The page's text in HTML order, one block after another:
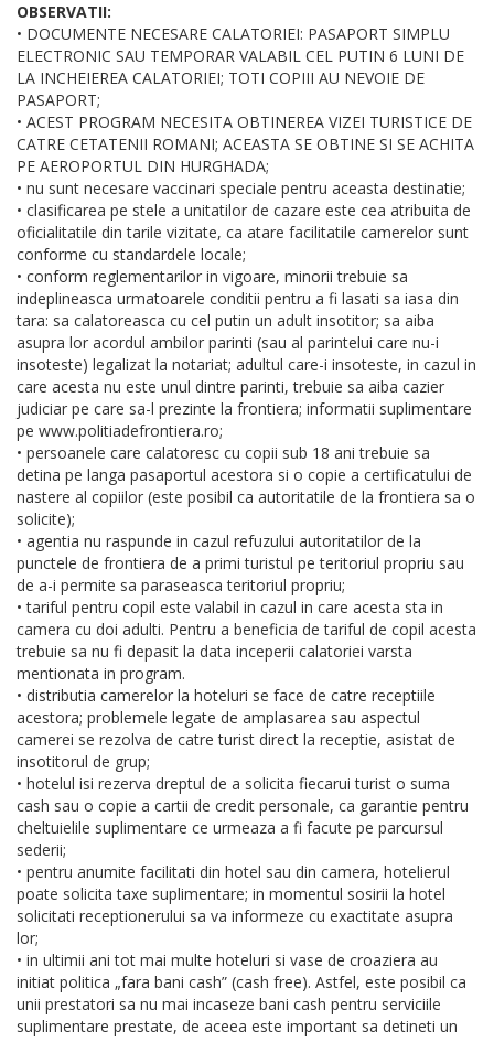
OBSERVATII:
• DOCUMENTE NECESARE CALATORIEI: PASAPORT SIMPLU
ELECTRONIC SAU TEMPORAR VALABIL CEL PUTIN 6 LUNI DE
LA INCHEIEREA CALATORIEI; TOTI COPIII AU NEVOIE DE
PASAPORT;
• ACEST PROGRAM NECESITA OBTINEREA VIZEI TURISTICE DE
CATRE CETATENII ROMANI; ACEASTA SE OBTINE SI SE ACHITA
PE AEROPORTUL DIN HURGHADA;
• nu sunt necesare vaccinari speciale pentru aceasta destinatie;
• clasificarea pe stele a unitatilor de cazare este cea atribuita de
oficialitatile din tarile vizitate, ca atare facilitatile camerelor sunt
conforme cu standardele locale;
• conform reglementarilor in vigoare, minorii trebuie sa
indeplineasca urmatoarele conditii pentru a fi lasati sa iasa din
tara: sa calatoreasca cu cel putin un adult insotitor; sa aiba
asupra lor acordul ambilor parinti (sau al parintelui care nu-i
insoteste) legalizat la notariat; adultul care-i insoteste, in cazul in
care acesta nu este unul dintre parinti, trebuie sa aiba cazier
judiciar pe care sa-l prezinte la frontiera; informatii suplimentare
pe www.politiadefrontiera.ro;
• persoanele care calatoresc cu copii sub 18 ani trebuie sa
detina pe langa pasaportul acestora si o copie a certificatului de
nastere al copiilor (este posibil ca autoritatile de la frontiera sa o
solicite);
• agentia nu raspunde in cazul refuzului autoritatilor de la
punctele de frontiera de a primi turistul pe teritoriul propriu sau
de a-i permite sa paraseasca teritoriul propriu;
• tariful pentru copil este valabil in cazul in care acesta sta in
camera cu doi adulti. Pentru a beneficia de tariful de copil acesta
trebuie sa nu fi depasit la data inceperii calatoriei varsta
mentionata in program.
• distributia camerelor la hoteluri se face de catre receptiile
acestora; problemele legate de amplasarea sau aspectul
camerei se rezolva de catre turist direct la receptie, asistat de
insotitorul de grup;
• hotelul isi rezerva dreptul de a solicita fiecarui turist o suma
cash sau o copie a cartii de credit personale, ca garantie pentru
cheltuielile suplimentare ce urmeaza a fi facute pe parcursul
sederii;
• pentru anumite facilitati din hotel sau din camera, hotelierul
poate solicita taxe suplimentare; in momentul sosirii la hotel
solicitati receptionerului sa va informeze cu exactitate asupra
lor;
• in ultimii ani tot mai multe hoteluri si vase de croaziera au
initiat politica „fara bani cash” (cash free). Astfel, este posibil ca
unii prestatori sa nu mai incaseze bani cash pentru serviciile
suplimentare prestate, de aceea este important sa detineti un